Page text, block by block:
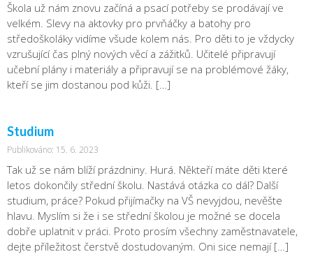
Škola už nám znovu začíná a psací potřeby se prodávají ve
velkém. Slevy na aktovky pro prvňáčky a batohy pro
středoškoláky vidíme všude kolem nás. Pro děti to je vždycky
vzrušující čas plný nových věcí a zážitků. Učitelé připravují
učební plány i materiály a připravují se na problémové žáky,
kteří se jim dostanou pod kůži. […]
Studium
Publikováno: 15. 6. 2023
Tak už se nám blíží prázdniny. Hurá. Někteří máte děti které
letos dokončily střední školu. Nastává otázka co dál? Další
studium, práce? Pokud přijímačky na VŠ nevyjdou, nevěšte
hlavu. Myslím si že i se střední školou je možné se docela
dobře uplatnit v práci. Proto prosím všechny zaměstnavatele,
dejte příležitost čerstvě dostudovaným. Oni sice nemají […]